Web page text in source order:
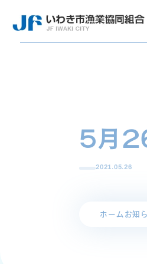
5月
2021.05.26
ホーム お知